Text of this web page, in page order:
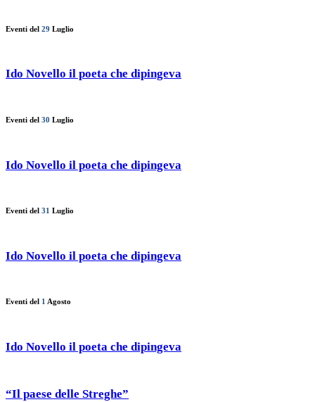
Eventi del 29 Luglio
Ido Novello il poeta che dipingeva
Eventi del 30 Luglio
Ido Novello il poeta che dipingeva
Eventi del 31 Luglio
Ido Novello il poeta che dipingeva
Eventi del 1 Agosto
Ido Novello il poeta che dipingeva
“Il paese delle Streghe”